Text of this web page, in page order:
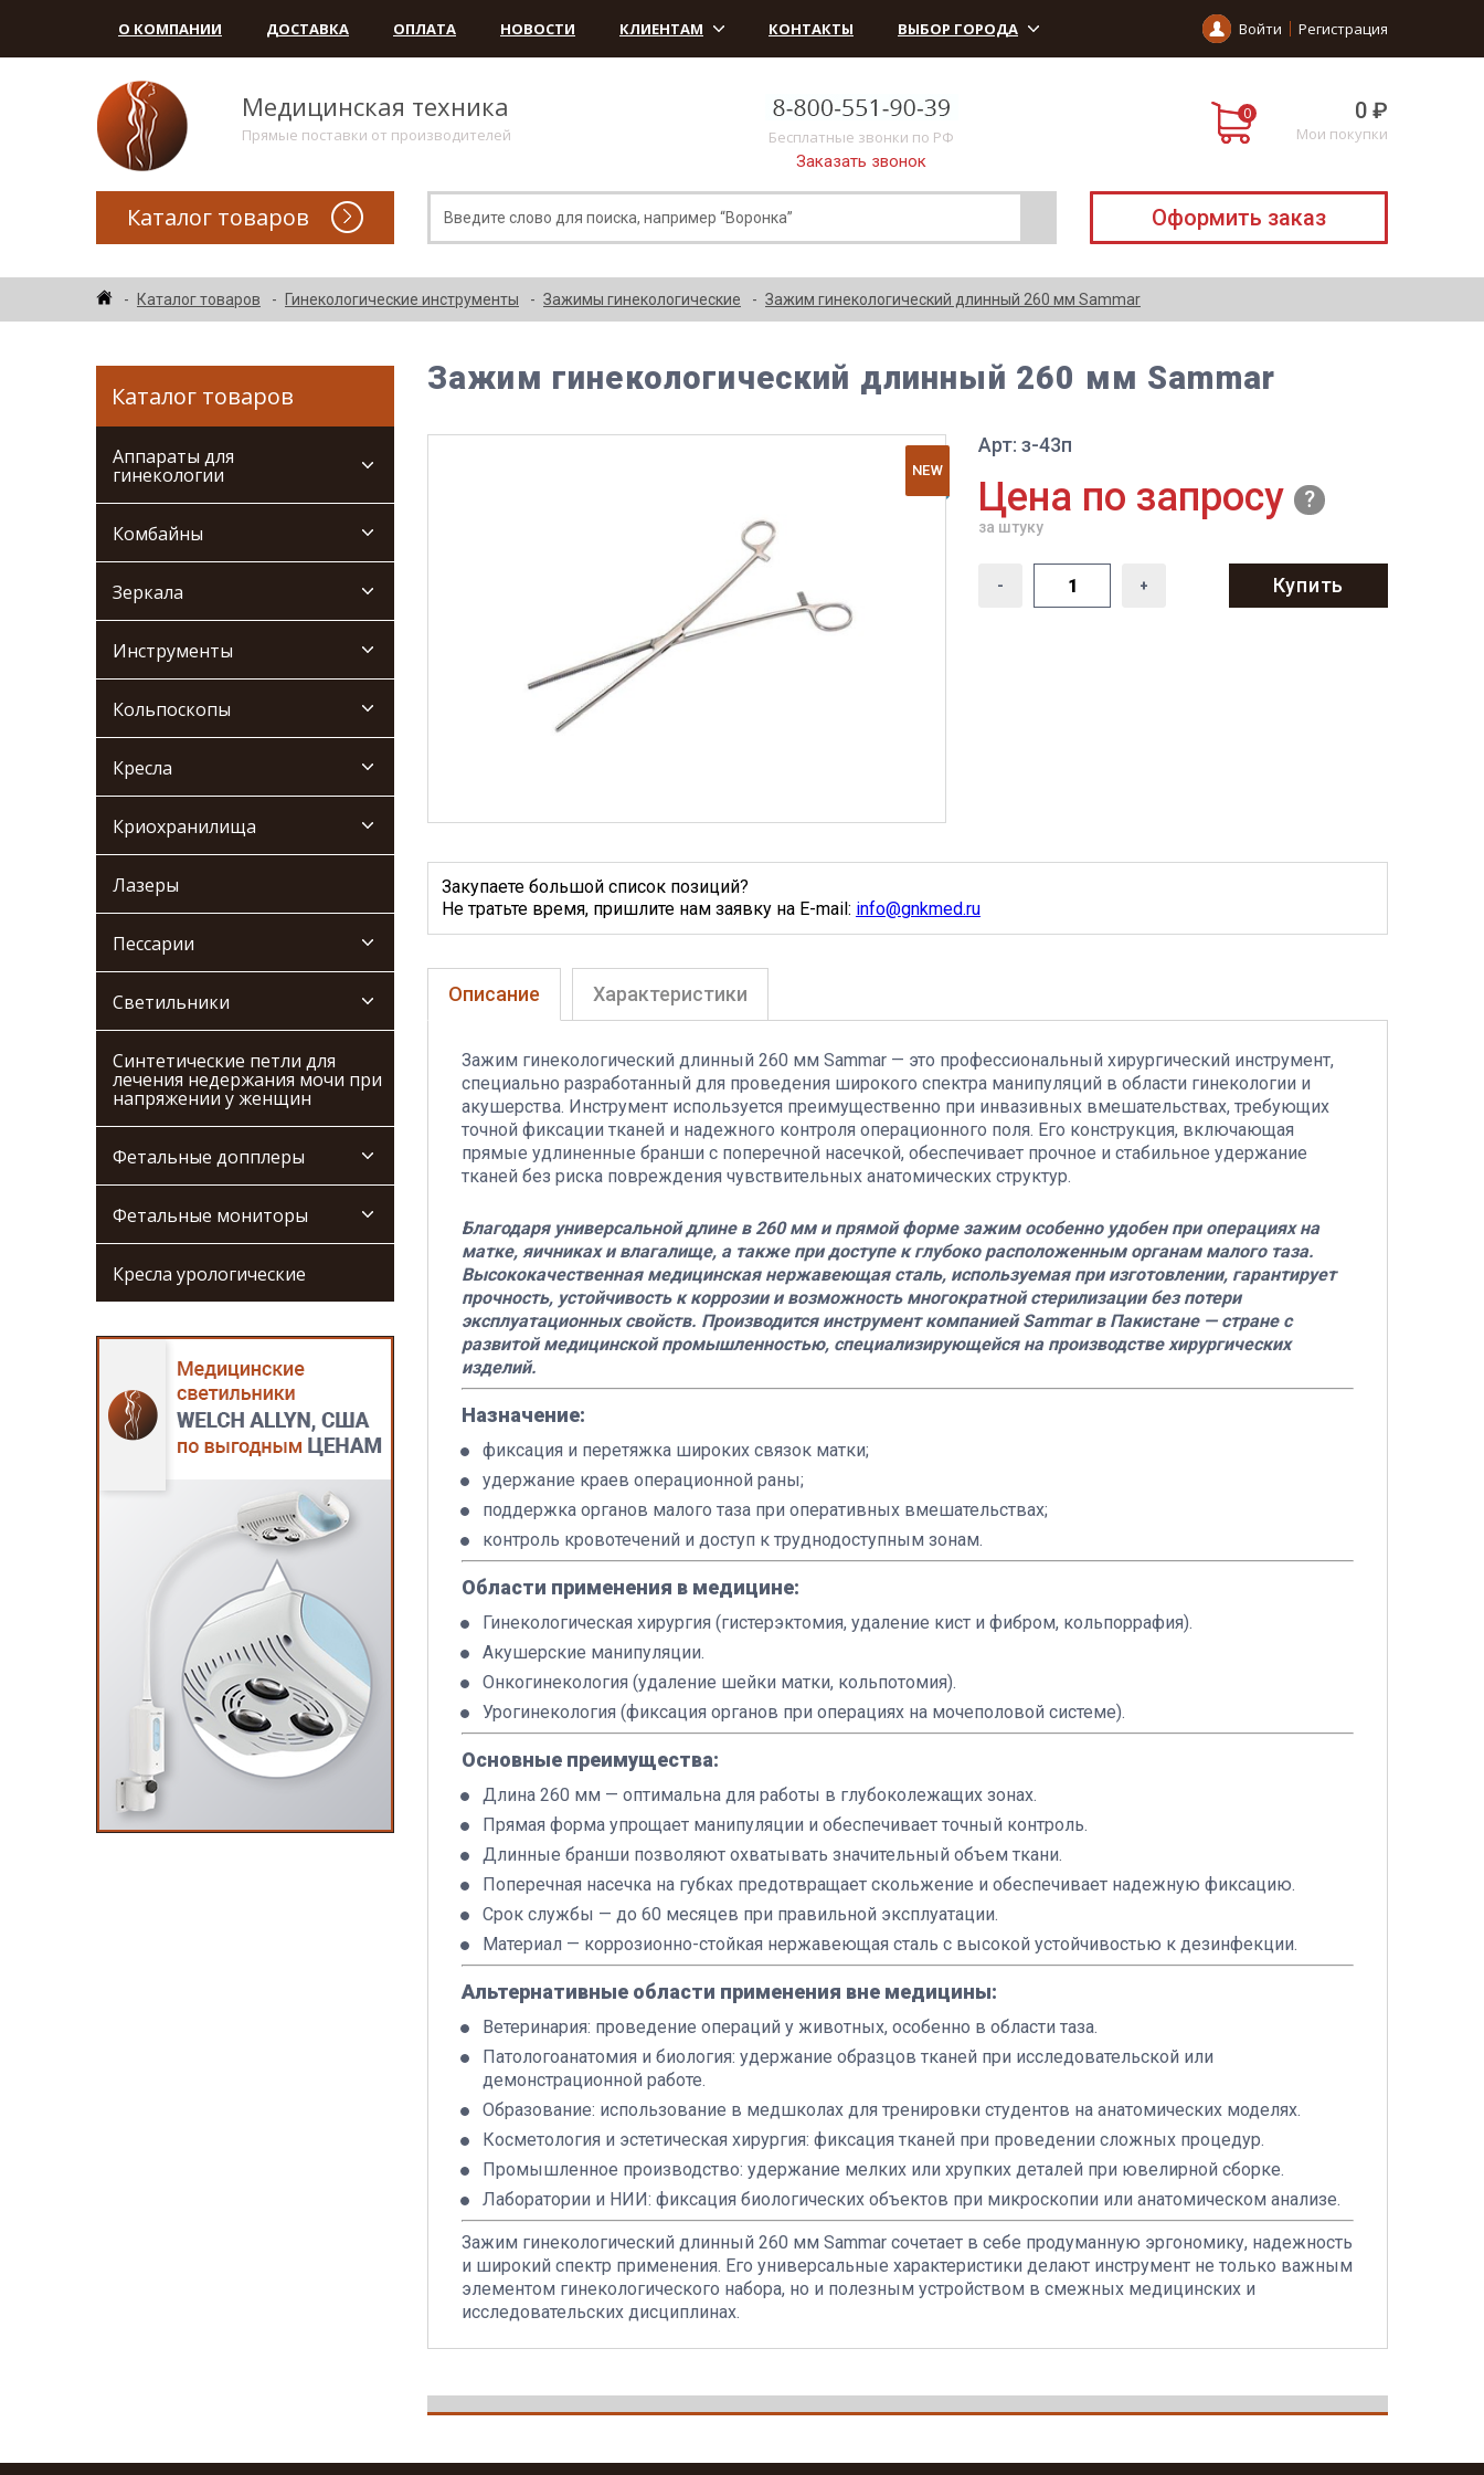
О КОМПАНИИ ДОСТАВКА ОПЛАТА НОВОСТИ КЛИЕНТАМ КОНТАКТЫ ВЫБОР ГОРОДА Войти Регистрация
Медицинская техника
Прямые поставки от производителей
Бесплатные звонки по РФ
Заказать звонок
0 ₽
Мои покупки
Каталог товаров Оформить заказ
Каталог товаров Гинекологические инструменты Зажимы гинекологические Зажим гинекологический длинный 260 мм Sammar
Каталог товаров
Аппараты для
гинекологии
Комбайны
Зеркала
Инструменты
Кольпоскопы
Кресла
Криохранилища
Лазеры
Пессарии
Светильники
Синтетические петли для
лечения недержания мочи при
напряжении у женщин
Фетальные допплеры
Фетальные мониторы
Кресла урологические
Зажим гинекологический длинный 260 мм Sammar
NEW
Арт: з-43п
Цена по запросу
за штуку
- + Купить
Закупаете большой список позиций?
Не тратьте время, пришлите нам заявку на E-mail: info@gnkmed.ru
Описание
Зажим гинекологический длинный 260 мм Sammar — это профессиональный хирургический инструмент,
специально разработанный для проведения широкого спектра манипуляций в области гинекологии и
акушерства. Инструмент используется преимущественно при инвазивных вмешательствах, требующих
точной фиксации тканей и надежного контроля операционного поля. Его конструкция, включающая
прямые удлиненные бранши с поперечной насечкой, обеспечивает прочное и стабильное удержание
тканей без риска повреждения чувствительных анатомических структур.
Благодаря универсальной длине в 260 мм и прямой форме зажим особенно удобен при операциях на
матке, яичниках и влагалище, а также при доступе к глубоко расположенным органам малого таза.
Высококачественная медицинская нержавеющая сталь, используемая при изготовлении, гарантирует
прочность, устойчивость к коррозии и возможность многократной стерилизации без потери
эксплуатационных свойств. Производится инструмент компанией Sammar в Пакистане — стране с
развитой медицинской промышленностью, специализирующейся на производстве хирургических
изделий.
Назначение:
фиксация и перетяжка широких связок матки;
удержание краев операционной раны;
поддержка органов малого таза при оперативных вмешательствах;
контроль кровотечений и доступ к труднодоступным зонам.
Области применения в медицине:
Гинекологическая хирургия (гистерэктомия, удаление кист и фибром, кольпоррафия).
Акушерские манипуляции.
Онкогинекология (удаление шейки матки, кольпотомия).
Урогинекология (фиксация органов при операциях на мочеполовой системе).
Основные преимущества:
Длина 260 мм — оптимальна для работы в глубоколежащих зонах.
Прямая форма упрощает манипуляции и обеспечивает точный контроль.
Длинные бранши позволяют охватывать значительный объем ткани.
Поперечная насечка на губках предотвращает скольжение и обеспечивает надежную фиксацию.
Срок службы — до 60 месяцев при правильной эксплуатации.
Материал — коррозионно-стойкая нержавеющая сталь с высокой устойчивостью к дезинфекции.
Альтернативные области применения вне медицины:
Ветеринария: проведение операций у животных, особенно в области таза.
Патологоанатомия и биология: удержание образцов тканей при исследовательской или
демонстрационной работе.
Образование: использование в медшколах для тренировки студентов на анатомических моделях.
Косметология и эстетическая хирургия: фиксация тканей при проведении сложных процедур.
Промышленное производство: удержание мелких или хрупких деталей при ювелирной сборке.
Лаборатории и НИИ: фиксация биологических объектов при микроскопии или анатомическом анализе.
Зажим гинекологический длинный 260 мм Sammar сочетает в себе продуманную эргономику, надежность
и широкий спектр применения. Его универсальные характеристики делают инструмент не только важным
элементом гинекологического набора, но и полезным устройством в смежных медицинских и
исследовательских дисциплинах.
Характеристики